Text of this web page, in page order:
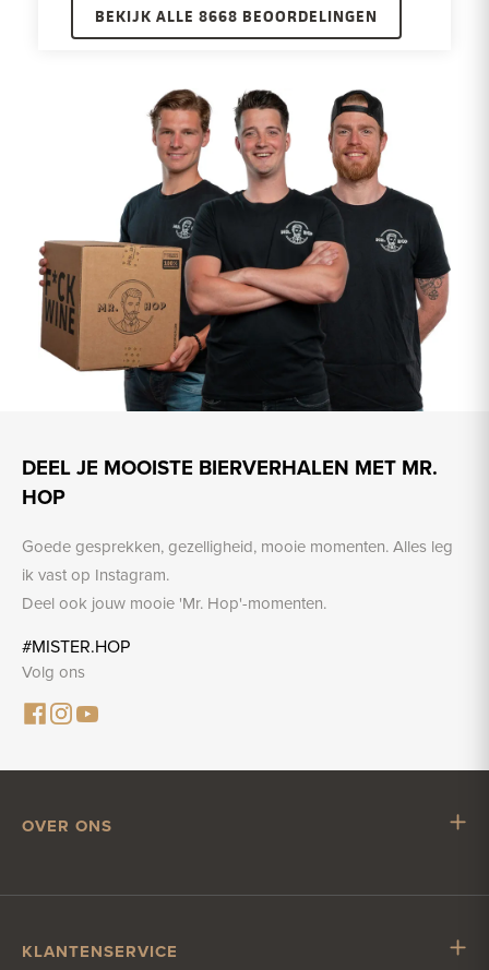
BEKIJK ALLE 8668 BEOORDELINGEN
DEEL JE MOOISTE BIERVERHALEN MET MR.
HOP
Goede gesprekken, gezelligheid, mooie momenten. Alles leg
ik vast op Instagram.
Deel ook jouw mooie 'Mr. Hop'-momenten.
#MISTER.HOP
Volg ons
OVER ONS
Vacatures
KLANTENSERVICE